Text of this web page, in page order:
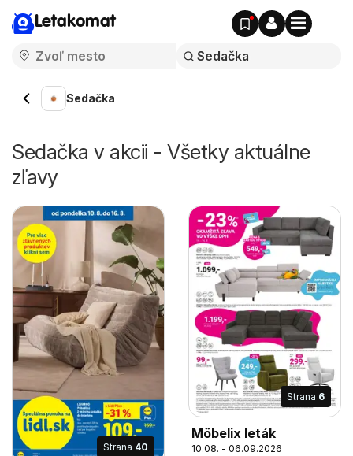
Letakomat
Sedačka
Sedačka v akcii - Všetky aktuálne
zľavy
Strana 40
Strana 6
Möbelix leták
10.08. - 06.09.2026